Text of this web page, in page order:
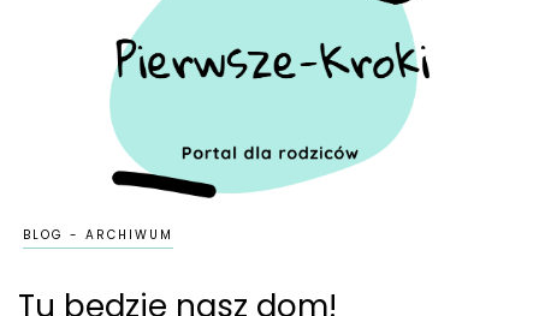
BLOG - ARCHIWUM
Tu będzie nasz dom!